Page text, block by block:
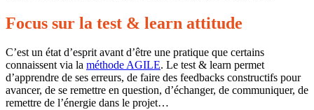
Focus sur la test & learn attitude
C’est un état d’esprit avant d’être une pratique que certains
connaissent via la méthode AGILE. Le test & learn permet
d’apprendre de ses erreurs, de faire des feedbacks constructifs pour
avancer, de se remettre en question, d’échanger, de communiquer, de
remettre de l’énergie dans le projet…